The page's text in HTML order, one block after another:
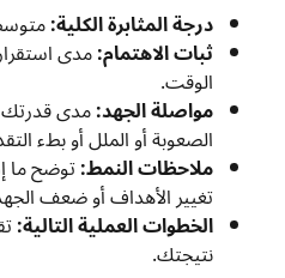
درجة المثابرة الكلية:متوسط
ثبات الاهتمام:مدى
الوقت.
مواصلة الجهد:مدى قدرتك
الصعوبة أو الملل أو بطء
ملاحظات النمط:توضح ما
تغيير الأهداف أو ضعف
الخطوات العملية التالية:
نتيجتك.